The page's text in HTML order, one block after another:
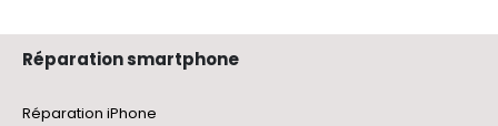
Réparation smartphone
Réparation iPhone